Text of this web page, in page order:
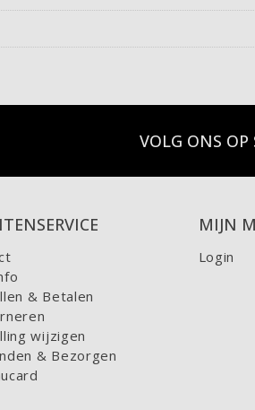
VOLG ONS
& Betalen
wijzigen
& Bezorgen
MIJN
Login